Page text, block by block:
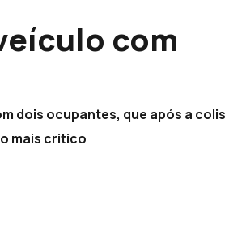
com
dois ocupantes, que após a
mais critico